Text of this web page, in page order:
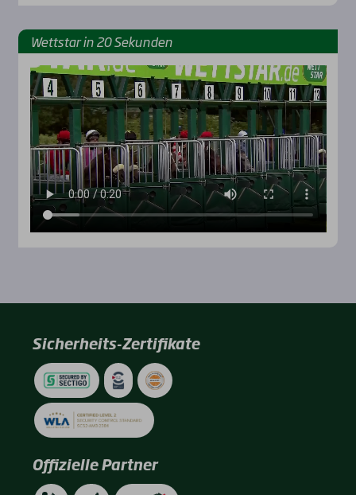
Wett­star in 20 Sekun­den
Sicherheits-Zertifikate
Offizielle Partner